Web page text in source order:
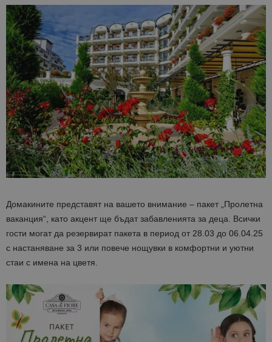
Домакините представят на вашето внимание – пакет „Пролетнa
вaканция“, като акцент ще бъдaт забавленията за деца. Всички
гости могат да резервират пакета в период от 28.03 до 06.04.25
с настаняване за 3 или повече нощувки в комфортни и уютни
стаи с имена на цветя.